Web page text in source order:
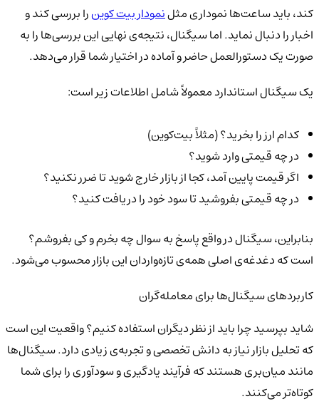
کند، باید ساعت‌ها نموداری مثلنمودار بیت کوینرا بررسی کند و
اخبار را دنبال نماید. اما سیگنال، نتیجه‌ی نهایی این بررسی‌ها را به
صورت یک دستورالعمل حاضر و آماده در اختیار شما قرار می‌دهد.
یک سیگنال استاندارد معمولاً شامل اطلاعات زیر است:
کدام ارز را بخرید؟ (مثلاً بیت‌کوین)
در چه قیمتی وارد شوید؟
اگر قیمت پایین آمد، کجا از بازار خارج شوید تا ضرر نکنید؟
در چه قیمتی بفروشید تا سود خود را دریافت کنید؟
بنابراین، سیگنال در واقع پاسخ به سوال چه بخرم و کی بفروشم؟
است که دغدغه‌ی اصلی همه‌ی تازه‌واردان این بازار محسوب می‌شود.
کاربردهای سیگنال‌ها برای معامله‌گران
شاید بپرسید چرا باید از نظر دیگران استفاده کنیم؟ واقعیت این است
که تحلیل بازار نیاز به دانش تخصصی و تجربه‌ی زیادی دارد. سیگنال‌ها
مانند میان‌بری هستند که فرآیند یادگیری و سودآوری را برای شما
کوتاه‌تر می‌کنند.